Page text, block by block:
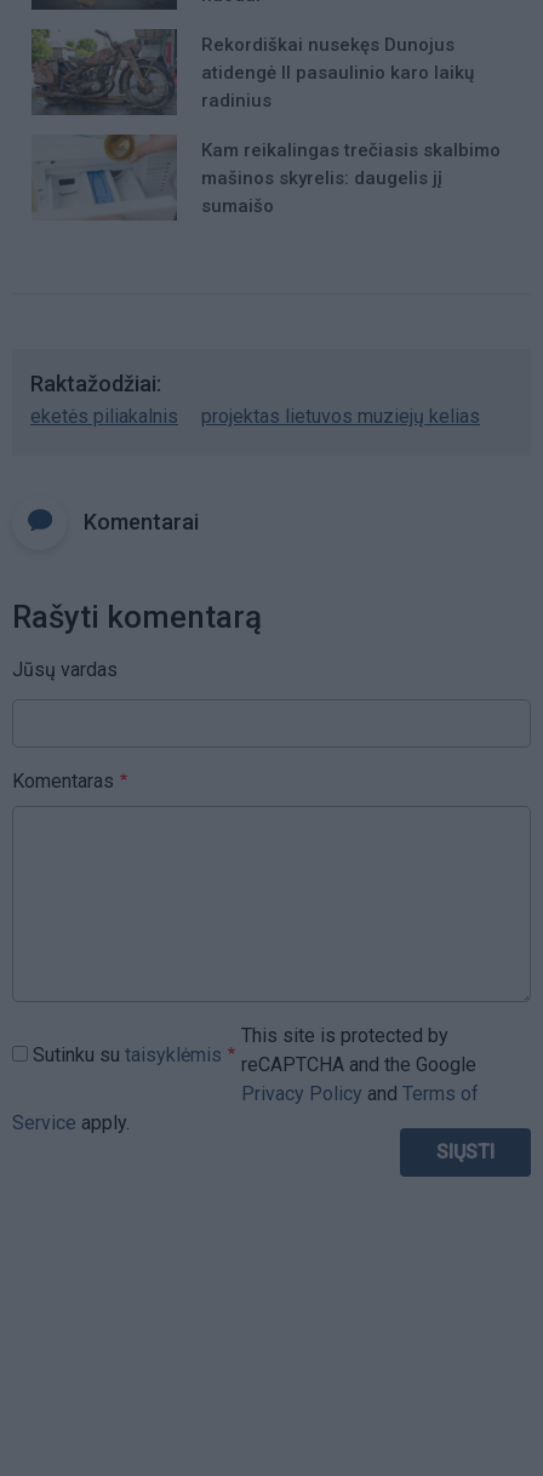
Rekordiškai nusekęs Dunojus
atidengė II pasaulinio karo laikų
radinius
Kam reikalingas trečiasis skalbimo
mašinos skyrelis: daugelis jį
sumaišo
Raktažodžiai
eketės piliakalnis projektas lietuvos muziejų kelias
Komentarai
Rašyti komentarą
Jūsų vardas
Komentaras
Sutinku su taisyklėmis
This site is protected by
reCAPTCHA and the Google
Privacy Policy and Terms of
Service apply.